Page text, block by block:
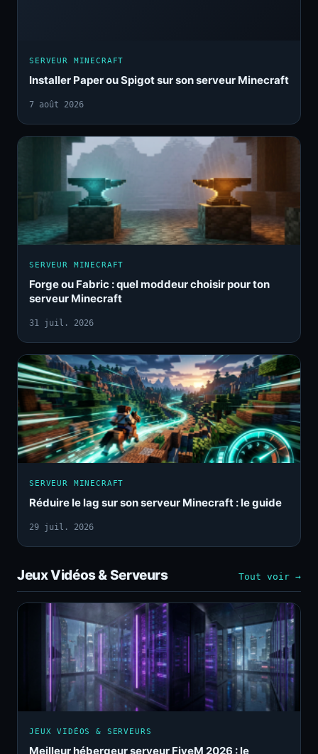
SERVEUR MINECRAFT
Installer Paper ou Spigot sur son serveur Minecraft
7 août 2026
SERVEUR MINECRAFT
Forge ou Fabric : quel moddeur choisir pour ton
serveur Minecraft
31 juil. 2026
SERVEUR MINECRAFT
Réduire le lag sur son serveur Minecraft : le guide
29 juil. 2026
Jeux Vidéos & Serveurs Tout voir →
JEUX VIDÉOS & SERVEURS
Meilleur hébergeur serveur FiveM 2026 : le